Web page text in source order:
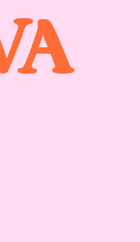
Collection